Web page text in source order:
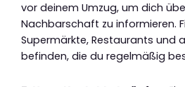
vor deinem Umzug, um dich
Nachbarschaft zu informieren.
Supermärkte, Restaurants und
befinden, die du regelmäßig